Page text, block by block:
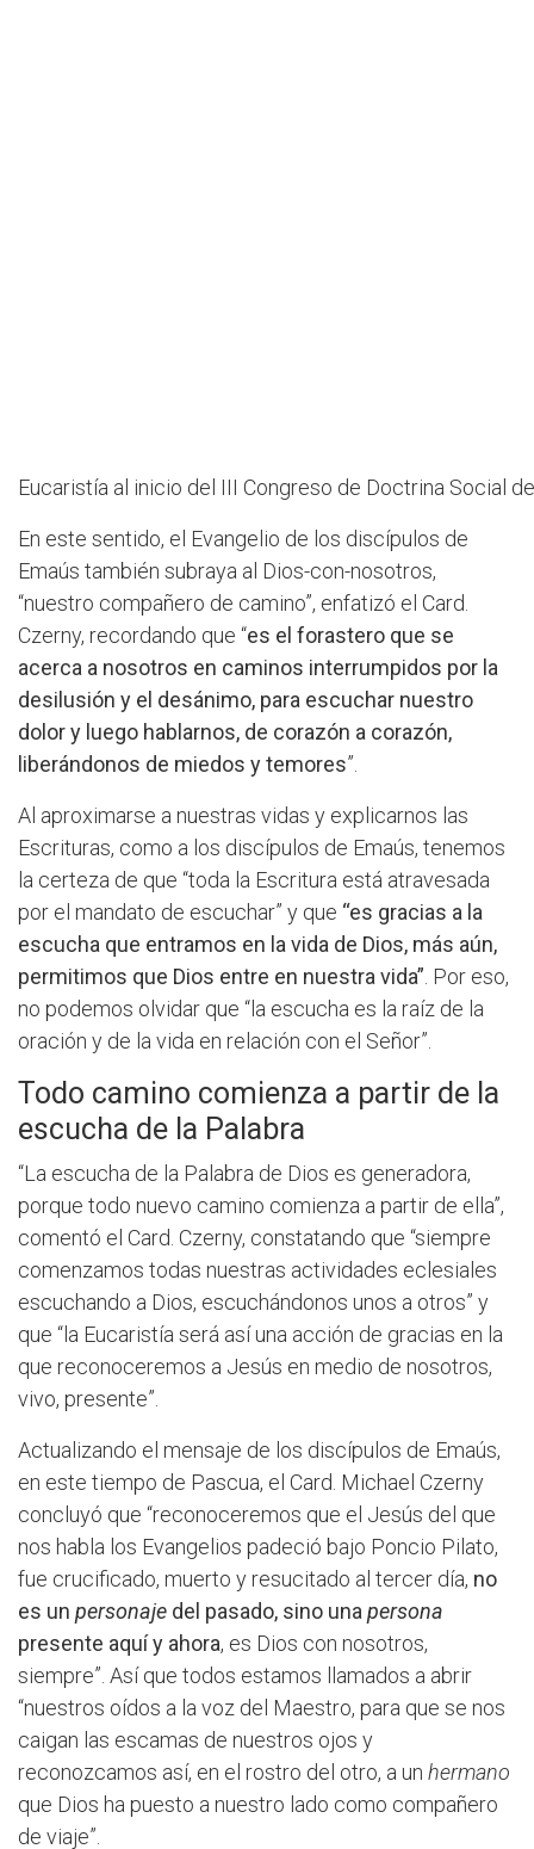
Eucaristía al inicio del III Congreso de Doctrina Social
En este sentido, el Evangelio de los discípulos de
Emaús también subraya al Dios-con-nosotros,
“nuestro compañero de camino”, enfatizó el Card.
Czerny, recordando que “es el forastero que se
acerca a nosotros en caminos interrumpidos por la
desilusión y el desánimo, para escuchar nuestro
dolor y luego hablarnos, de corazón a corazón,
liberándonos de miedos y temores”.
Al aproximarse a nuestras vidas y explicarnos las
Escrituras, como a los discípulos de Emaús, tenemos
la certeza de que “toda la Escritura está atravesada
por el mandato de escuchar” y que “es gracias a la
escucha que entramos en la vida de Dios, más aún,
permitimos que Dios entre en nuestra vida” . Por eso,
no podemos olvidar que “la escucha es la raíz de la
oración y de la vida en relación con el Señor”.
Todo camino comienza a partir de la
escucha de la Palabra
“La escucha de la Palabra de Dios es generadora,
porque todo nuevo camino comienza a partir de ella”,
comentó el Card. Czerny, constatando que “siempre
comenzamos todas nuestras actividades eclesiales
escuchando a Dios, escuchándonos unos a otros” y
que “la Eucaristía será así una acción de gracias en la
que reconoceremos a Jesús en medio de nosotros,
vivo, presente”.
Actualizando el mensaje de los discípulos de Emaús,
en este tiempo de Pascua, el Card. Michael Czerny
concluyó que “reconoceremos que el Jesús del que
nos habla los Evangelios padeció bajo Poncio Pilato,
fue crucificado, muerto y resucitado al tercer día, no
es un personaje del pasado, sino una persona
presente aquí y ahora, es Dios con nosotros,
siempre”. Así que todos estamos llamados a abrir
“nuestros oídos a la voz del Maestro, para que se nos
caigan las escamas de nuestros ojos y
reconozcamos así, en el rostro del otro, a un hermano
que Dios ha puesto a nuestro lado como compañero
de viaje”.